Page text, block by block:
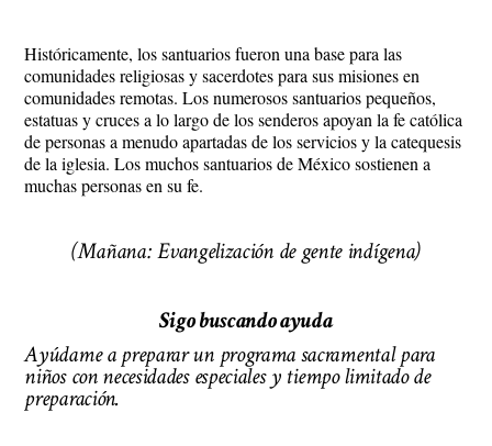
Históricamente, los santuarios fueron una base para las
comunidades religiosas y sacerdotes para sus misiones en
comunidades remotas. Los numerosos santuarios pequeños,
estatuas y cruces a lo largo de los senderos apoyan la fe católica
de personas a menudo apartadas de los servicios y la catequesis
de la iglesia. Los muchos santuarios de México sostienen a
muchas personas en su fe.
(Mañana: Evangelización de gente indígena)
Sigo buscando ayuda
Ayúdame a preparar un programa sacramental para
niños con necesidades especiales y tiempo limitado de
preparación.